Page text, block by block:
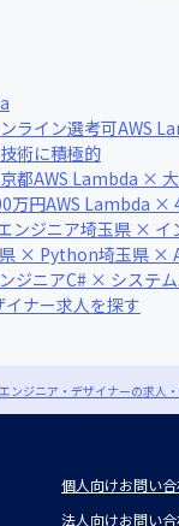
ライン選考可AWS
術に積極的
都AWS Lambda ×
万円AWS Lambda ×
ンジニア埼玉県 × イ
× Python埼玉県 ×
ジニアC# × システ
ナー求人を探す
ンジニア・デザイナーの求人
個人向けお問い
法人向けお問い